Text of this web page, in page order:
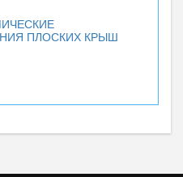
ПЛОСКИХ КРЫШ